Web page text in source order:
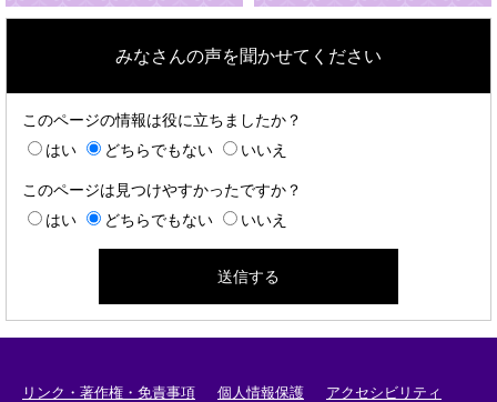
みなさんの声を聞かせてください
このページの情報は役に立ちましたか？
はい
どちらでもない いいえ
このページは見つけやすかったですか？
はい
どちらでもない いいえ
リンク・著作権・免責事項 個人情報保護 アクセシビリティ